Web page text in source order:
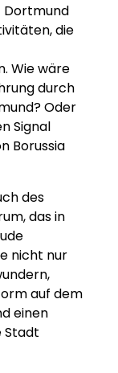
Dortmund
die
Wie wäre
durch
Oder
Signal
Borussia
des
das in
nicht nur
auf dem
einen
Stadt